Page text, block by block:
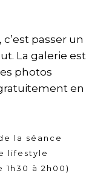
passer un
La galerie est
photos
en
la séance
lifestyle
1h30 à 2h00)